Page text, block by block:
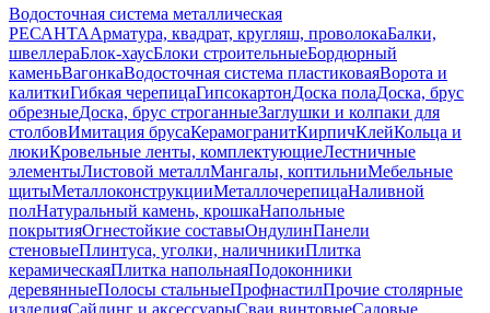
Водосточная система металлическая
РЕСАНТААрматура, квадрат, кругляш, проволокаБалки,
швеллераБлок-хаусБлоки строительныеБордюрный
каменьВагонкаВодосточная система пластиковаяВорота и
калиткиГибкая черепицаГипсокартонДоска полаДоска, брус
обрезныеДоска, брус строганныеЗаглушки и колпаки для
столбовИмитация брусаКерамогранитКирпичКлейКольца и
люкиКровельные ленты, комплектующиеЛестничные
элементыЛистовой металлМангалы, коптильниМебельные
щитыМеталлоконструкцииМеталлочерепицаНаливной
полНатуральный камень, крошкаНапольные
покрытияОгнестойкие составыОндулинПанели
стеновыеПлинтуса, уголки, наличникиПлитка
керамическаяПлитка напольнаяПодоконники
деревянныеПолосы стальныеПрофнастилПрочие столярные
изделияСайдинг и аксессуарыСваи винтовыеСадовые